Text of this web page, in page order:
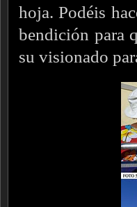
hoja. Podéis
bendición para
su visionado